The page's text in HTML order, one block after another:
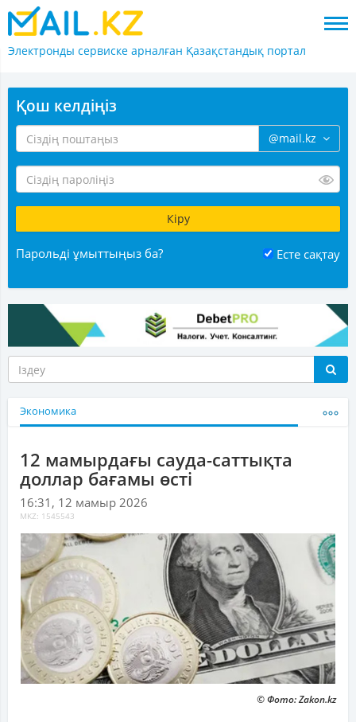
Электронды сервиске арналған Қазақстандық портал
Қош келдіңіз
@mail.kz
Парольді ұмыттыңыз ба? Есте сақтау
Экономика
12 мамырдағы сауда-саттықта
доллар бағамы өсті
16:31, 12 мамыр 2026
MKZ: 1545543
© Фото: Zakon.kz